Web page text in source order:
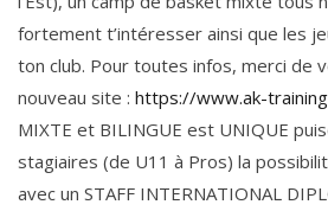
fortement t’intéresser ainsi que les
ton club. Pour toutes infos, merci de
nouveau site : https://www.ak-
MIXTE et BILINGUE est UNIQUE
stagiaires (de U11 à Pros) la
avec un STAFF INTERNATIONAL